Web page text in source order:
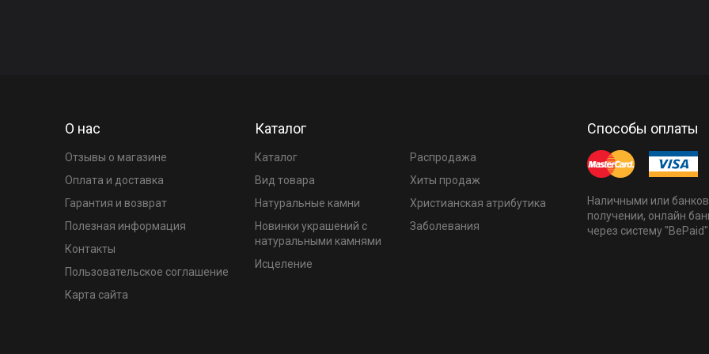
О нас
Отзывы о магазине
Оплата и доставка
Гарантия и возврат
Полезная информация
Контакты
Пользовательское соглашение
Карта сайта
Каталог
Каталог
Вид товара
Натуральные камни
Новинки украшений с
натуральными камнями
Распродажа
Хиты продаж
Христианская атрибутика
Заболевания
Исцеление
Способы оплаты
Наличными или
получении, онлайн
через систему "BePaid"